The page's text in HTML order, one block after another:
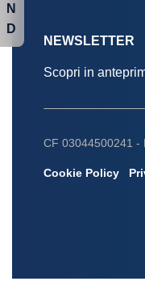
NEWSLETTER
Scopri in
CF 03044500241 -
Cookie Policy
N
D